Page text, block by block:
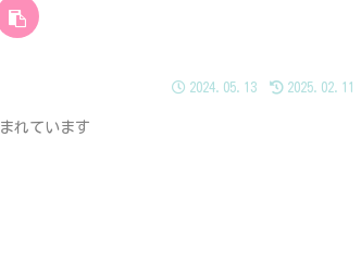
2024.05.13 2025.02.11
れています